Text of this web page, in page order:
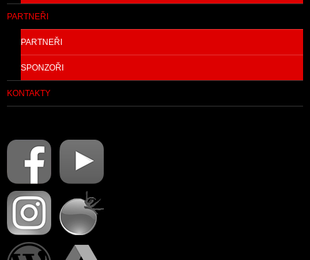
PARTNEŘI
PARTNEŘI
SPONZOŘI
KONTAKTY